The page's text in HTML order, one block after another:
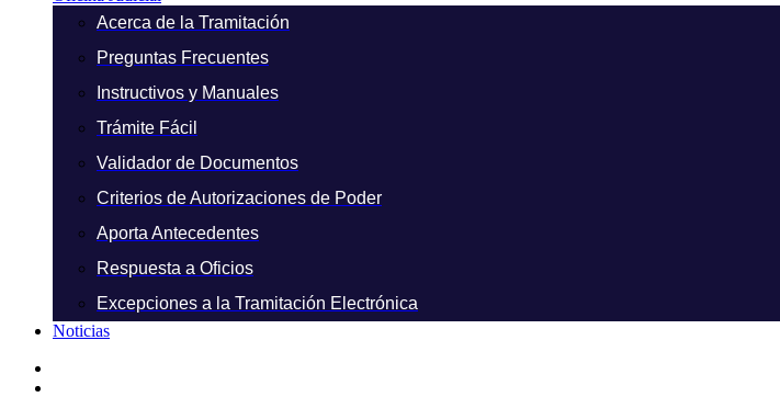
Acerca de la Tramitación
Preguntas Frecuentes
Instructivos y Manuales
Trámite Fácil
Validador de Documentos
Criterios de Autorizaciones de Poder
Aporta Antecedentes
Respuesta a Oficios
Excepciones a la Tramitación Electrónica
Noticias